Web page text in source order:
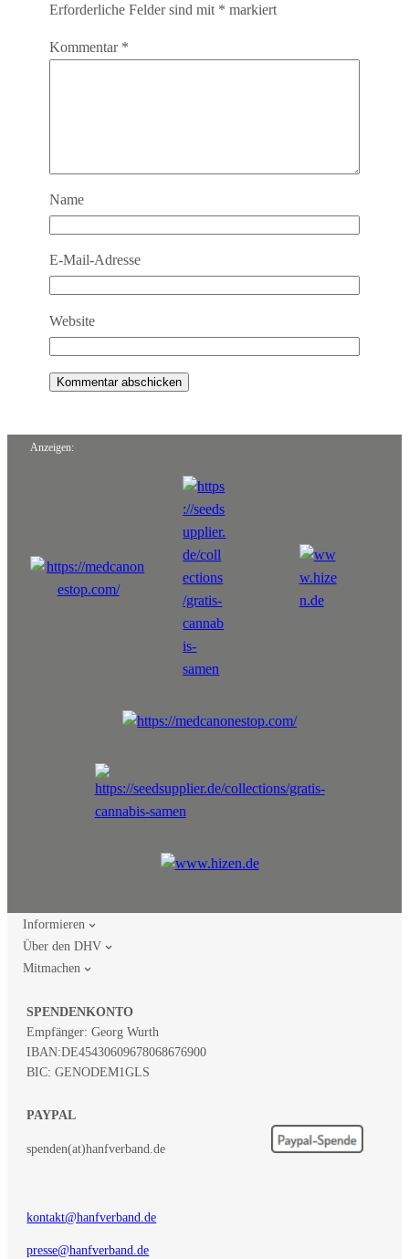
Erforderliche Felder sind mit * markiert
Kommentar *
Name
E-Mail-Adresse
Website
Anzeigen:
Informieren
Über den DHV
Mitmachen
SPENDENKONTO
Empfänger: Georg Wurth
IBAN:DE45430609678068676900
BIC: GENODEM1GLS
PAYPAL
spenden(at)hanfverband.de
kontakt@hanfverband.de
presse@hanfverband.de